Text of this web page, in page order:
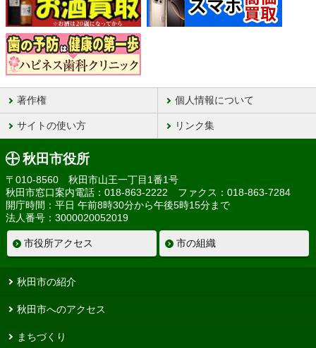
著作権 個人情報について
サイトの使い方 リンク集
秋田市役所
〒010-8560 秋田市山王一丁目1番1号
秋田市窓口案内電話：018-863-2222 ファクス：018-863-7284
開庁時間：平日 午前8時30分から午後5時15分まで
法人番号：3000020052019
市役所アクセス 市の組織
秋田市の紹介
秋田市へのアクセス
まちづくり